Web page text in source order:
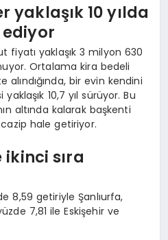
yaklaşık 10 yılda
fiyatı yaklaşık 3 milyon 630
Ortalama kira bedeli
alındığında, bir evin kendini
10,7 yıl sürüyor. Bu
altında kalarak başkenti
cazip hale getiriyor.
sıra
8,59 getiriyle Şanlıurfa,
7,81 ile Eskişehir ve